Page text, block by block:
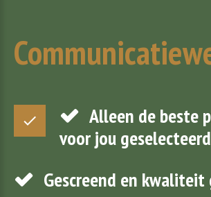
Alleen de beste
voor jou geselecteerd
Gescreend en kwaliteit